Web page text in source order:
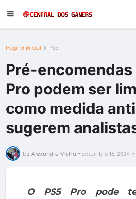
Página inicial Ps5
Pré-encomendas
Pro podem ser
como medida
sugerem
by Alexandre Vieira • setembro 16, 2024 •
O PS5 Pro pode